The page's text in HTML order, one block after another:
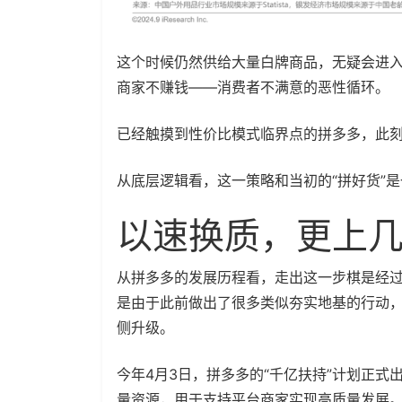
这个时候仍然供给大量白牌商品，无疑会
商家不赚钱——消费者不满意的恶性循环。
已经触摸到性价比模式临界点的拼多多，
从底层逻辑看，这一策略和当初的“拼好货”
以速换质，更上
从拼多多的发展历程看，走出这一步棋是经
是由于此前做出了很多类似夯实地基的行动
侧升级。
今年4月3日，拼多多的“千亿扶持”计划正式